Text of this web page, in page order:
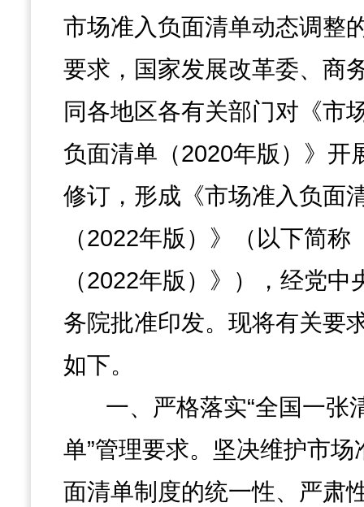
市场准入负面清单动态调整
要求，国家发展改革委、商
同各地区各有关部门对《市
负面清单（2020年版）》开
修订，形成《市场准入负面
（2022年版）》（以下简称
（2022年版）》），经党中
务院批准印发。现将有关要
如下。
一、严格落实“全国一张
单”管理要求。坚决维护市场
面清单制度的统一性、严肃